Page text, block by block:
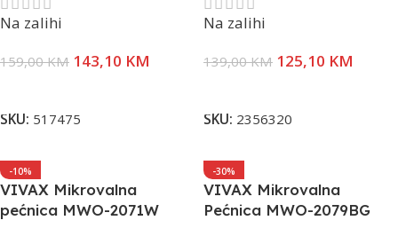
Na zalihi
159,00KM 143,10 KM
SKU: 517475
Na zalihi
139,00KM 125,10 KM
SKU: 2356320
-10%
VIVAX Mikrovalna
pećnica MWO-2071W
-30%
VIVAX Mikrovalna
Pećnica MWO-2079BG